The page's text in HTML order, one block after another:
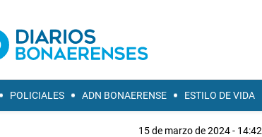
POLICIALES ADN BONAERENSE ESTILO DE VIDA
15 de marzo de 2024 - 14:42